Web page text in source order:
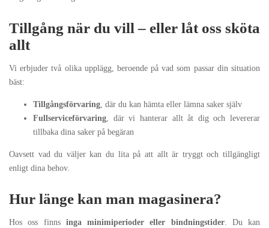
Tillgång när du vill – eller låt oss sköta
allt
Vi erbjuder två olika upplägg, beroende på vad som passar din situation
bäst:
Tillgångsförvaring, där du kan hämta eller lämna saker själv
Fullserviceförvaring, där vi hanterar allt åt dig och levererar
tillbaka dina saker på begäran
Oavsett vad du väljer kan du lita på att allt är tryggt och tillgängligt
enligt dina behov.
Hur länge kan man magasinera?
Hos oss finns inga minimiperioder eller bindningstider. Du kan